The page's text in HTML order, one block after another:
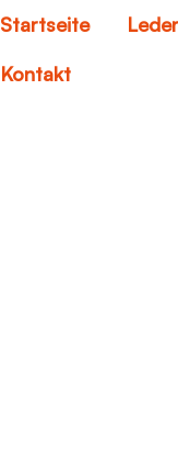
Startseite
Kontakt